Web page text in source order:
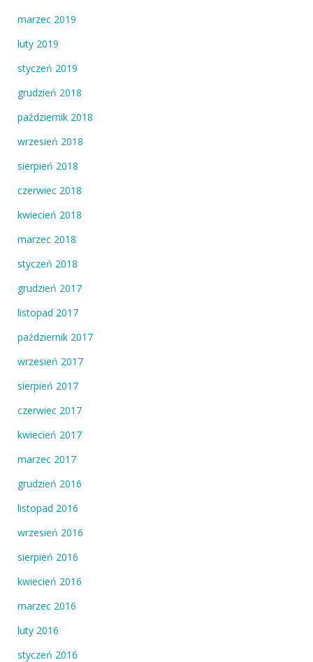
marzec 2019
luty 2019
styczeń 2019
grudzień 2018
październik 2018
wrzesień 2018
sierpień 2018
czerwiec 2018
kwiecień 2018
marzec 2018
styczeń 2018
grudzień 2017
listopad 2017
październik 2017
wrzesień 2017
sierpień 2017
czerwiec 2017
kwiecień 2017
marzec 2017
grudzień 2016
listopad 2016
wrzesień 2016
sierpień 2016
kwiecień 2016
marzec 2016
luty 2016
styczeń 2016